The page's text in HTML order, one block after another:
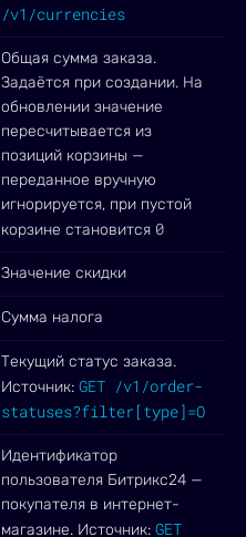
/v1/currencies
Общая сумма заказа.
Задаётся при создании. На
обновлении значение
пересчитывается из
позиций корзины —
переданное вручную
игнорируется, при пустой
корзине становится 0
Значение скидки
Сумма налога
Текущий статус заказа.
Источник: GET /v1/order-
statuses?filter[type]=O
Идентификатор
пользователя Битрикс24 —
покупателя в интернет-
магазине. Источник: GET